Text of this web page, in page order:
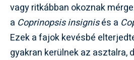
vagy ritkábban okoznak
a Coprinopsis insignisés a
Ezek a fajok kevésbé
gyakran kerülnek az asztalra,